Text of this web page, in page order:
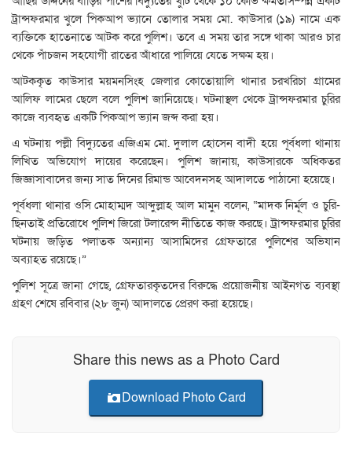
ট্রান্সফরমার খুলে পিকআপ ভ্যানে তোলার সময় মো. কাউসার (১৯) নামে এক
ব্যক্তিকে হাতেনাতে আটক করে পুলিশ। তবে এ সময় তার সঙ্গে থাকা আরও চার
থেকে পাঁচজন সহযোগী রাতের আঁধারে পালিয়ে যেতে সক্ষম হয়।
আটককৃত কাউসার ময়মনসিংহ জেলার কোতোয়ালি থানার চরখরিচা গ্রামের
আলিফ লামের ছেলে বলে পুলিশ জানিয়েছে। ঘটনাস্থল থেকে ট্রান্সফরমার চুরির
কাজে ব্যবহৃত একটি পিকআপ ভ্যান জব্দ করা হয়।
এ ঘটনায় পল্লী বিদ্যুতের এজিএম মো. দুলাল হোসেন বাদী হয়ে পূর্বধলা থানায়
লিখিত অভিযোগ দায়ের করেছেন। পুলিশ জানায়, কাউসারকে অধিকতর
জিজ্ঞাসাবাদের জন্য সাত দিনের রিমান্ড আবেদনসহ আদালতে পাঠানো হয়েছে।
পূর্বধলা থানার ওসি মোহাম্মদ আব্দুল্লাহ আল মামুন বলেন, “মাদক নির্মূল ও চুরি-
ছিনতাই প্রতিরোধে পুলিশ জিরো টলারেন্স নীতিতে কাজ করছে। ট্রান্সফরমার চুরির
ঘটনায় জড়িত পলাতক অন্যান্য আসামিদের গ্রেফতারে পুলিশের অভিযান
অব্যাহত রয়েছে।”
পুলিশ সূত্রে জানা গেছে, গ্রেফতারকৃতদের বিরুদ্ধে প্রয়োজনীয় আইনগত ব্যবস্থা
গ্রহণ শেষে রবিবার (২৮ জুন) আদালতে প্রেরণ করা হয়েছে।
Share this news as a Photo Card
Download Photo Card